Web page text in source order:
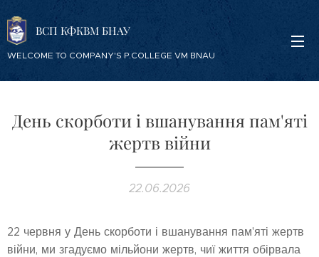
ВСП КФКВМ БНАУ
WELCOME TO COMPANY'S P.COLLEGE VM BNAU
День скорботи і вшанування пам'яті
жертв війни
22.06.2026
22 червня у День скорботи і вшанування пам'яті жертв
війни, ми згадуємо мільйони жертв, чиї життя обірвала